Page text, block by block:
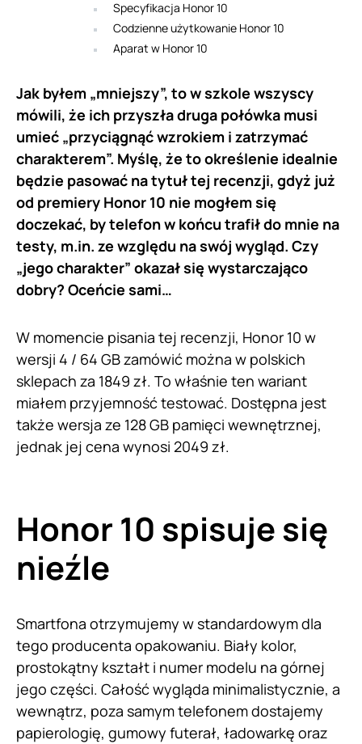
Specyfikacja Honor 10
Codzienne użytkowanie Honor 10
Aparat w Honor 10
Jak byłem „mniejszy”, to w szkole wszyscy
mówili, że ich przyszła druga połówka musi
umieć „przyciągnąć wzrokiem i zatrzymać
charakterem”. Myślę, że to określenie idealnie
będzie pasować na tytuł tej recenzji, gdyż już
od premiery Honor 10 nie mogłem się
doczekać, by telefon w końcu trafił do mnie na
testy, m.in. ze względu na swój wygląd. Czy
„jego charakter” okazał się wystarczająco
dobry? Oceńcie sami…
W momencie pisania tej recenzji, Honor 10 w
wersji 4 / 64 GB zamówić można w polskich
sklepach za 1849 zł. To właśnie ten wariant
miałem przyjemność testować. Dostępna jest
także wersja ze 128 GB pamięci wewnętrznej,
jednak jej cena wynosi 2049 zł.
Honor 10 spisuje się
nieźle
Smartfona otrzymujemy w standardowym dla
tego producenta opakowaniu. Biały kolor,
prostokątny kształt i numer modelu na górnej
jego części. Całość wygląda minimalistycznie, a
wewnątrz, poza samym telefonem dostajemy
papierologię, gumowy futerał, ładowarkę oraz